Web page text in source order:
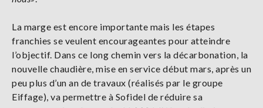
La marge est encore importante mais les étapes
franchies se veulent encourageantes pour atteindre
l’objectif. Dans ce long chemin vers la décarbonation, la
nouvelle chaudière, mise en service début mars, après un
peu plus d’un an de travaux (réalisés par le groupe
Eiffage), va permettre à Sofidel de réduire sa